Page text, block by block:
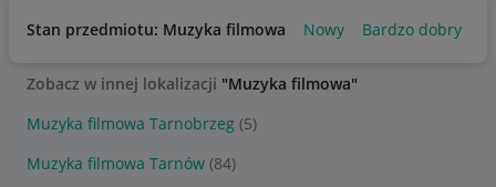
Stan przedmiotu: Muzyka filmowa Nowy Bardzo dobry
Zobacz w innej lokalizacji "Muzyka filmowa"
Muzyka filmowa Tarnobrzeg (5)
Muzyka filmowa Tarnów (84)